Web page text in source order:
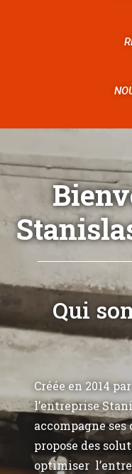
Qui
Créée en 2014
l’entreprise
accompagne
propose des
optimiser